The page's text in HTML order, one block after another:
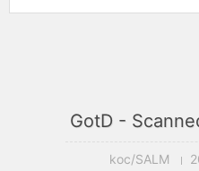
GotD -
koc/SALM